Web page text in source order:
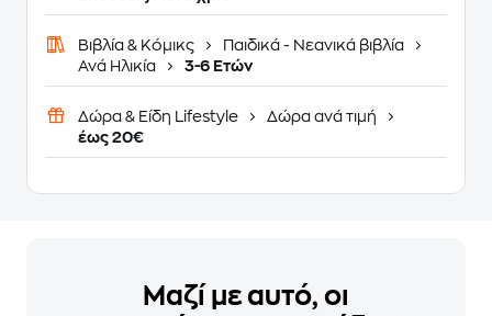
Βιβλία & Κόμικς
Παιδικά - Νεανικά βιβλία
Ανά Ηλικία
3-6 Ετών
Δώρα & Είδη Lifestyle
Δώρα ανά τιμή
έως 20€
Μαζί με αυτό, οι